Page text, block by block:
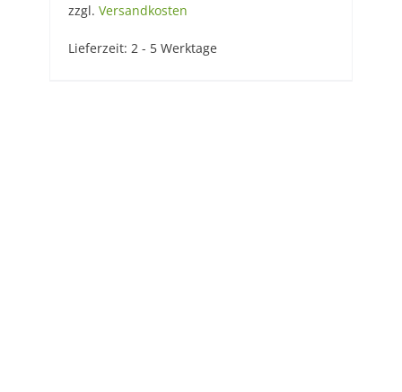
zzgl. Versandkosten
Lieferzeit: 2 - 5 Werktage